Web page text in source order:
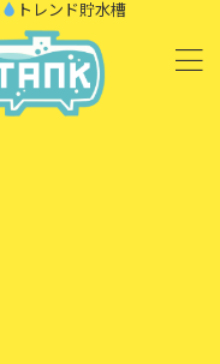
トレンド貯水槽